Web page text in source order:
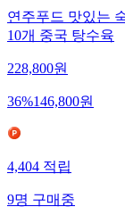
연주푸드 맛있는
10개 중국 탕수육
228,800원
36%146,800원
4,404적립
9명구매중